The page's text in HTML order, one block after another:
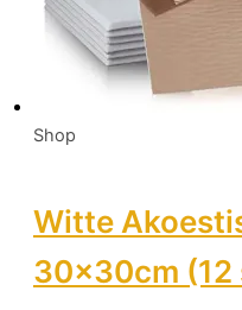
Shop
Witte
30x30cm (12